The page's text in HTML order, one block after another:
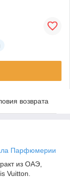
возврата
Парфюмерии
из ОАЭ,
Vuitton.